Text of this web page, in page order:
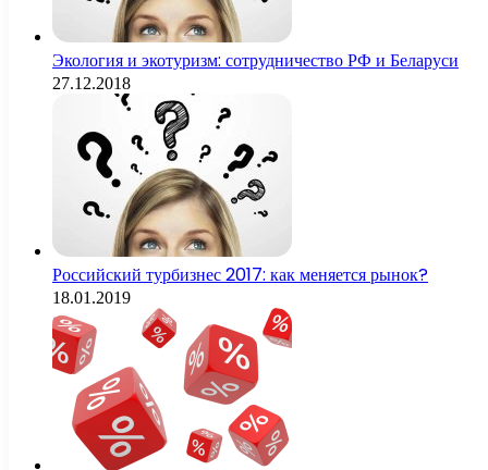
Экология и экотуризм: сотрудничество РФ и Беларуси
27.12.2018
Российский турбизнес 2017: как меняется рынок?
18.01.2019